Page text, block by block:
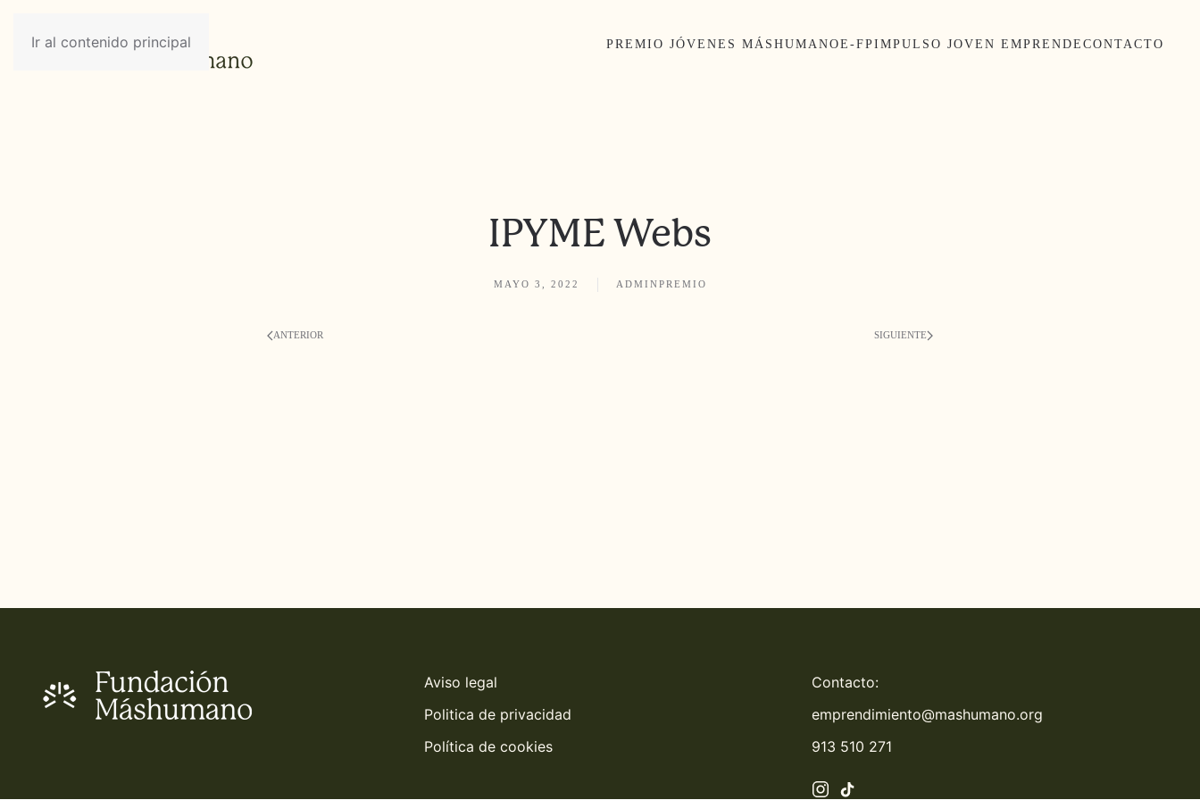
Ir al contenido principal PREMIO JÓVENES MÁSHUMANOE-FPIMPULSO JOVEN EMPRENDE CONTACTO
IPYME Webs
MAYO 3, 2022 ADMINPREMIO
ANTERIOR SIGUIENTE
Aviso legal
Politica de privacidad
Política de cookies
Contacto:
emprendimiento@mashumano.org
913 510 271